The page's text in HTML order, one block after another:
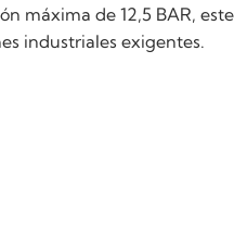
máxima de 12,5 BAR,
industriales exigentes.